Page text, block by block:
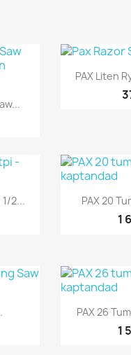

PAX Liten
1/2... 
PAX 20
1

PAX 26
1